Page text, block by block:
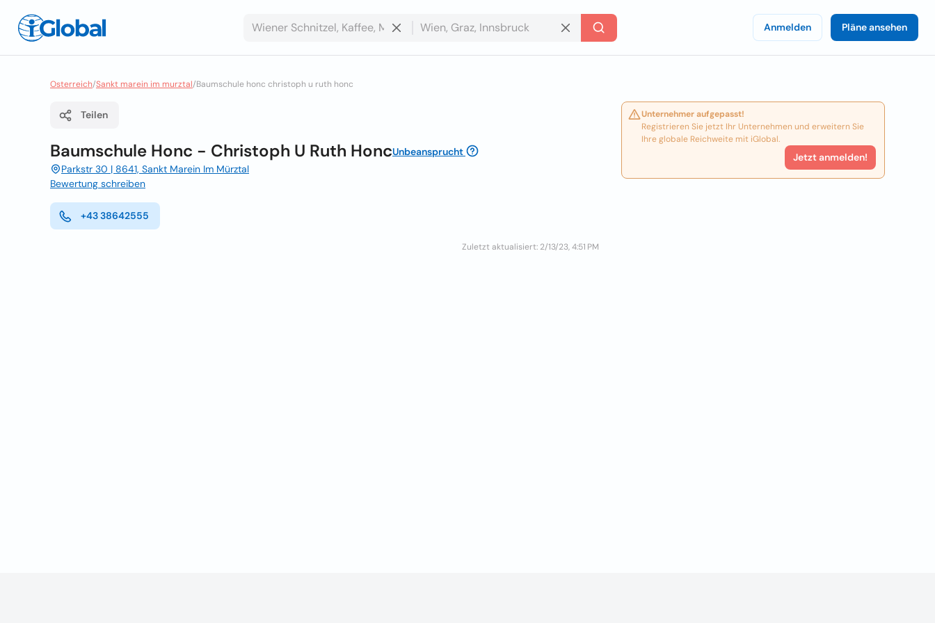
Anmelden Pläne ansehen
Osterreich/Sankt marein im murztal/Baumschule honc christoph u ruth honc
Teilen
Baumschule Honc - Christoph U Ruth HoncUnbeansprucht
Parkstr 30 | 8641, Sankt Marein Im Mürztal
Bewertung schreiben
+43 38642555
Zuletzt aktualisiert: 2/13/23, 4:51 PM
Unternehmer aufgepasst!
Registrieren Sie jetzt Ihr Unternehmen und erweitern Sie
Ihre globale Reichweite mit iGlobal.
Jetzt anmelden!